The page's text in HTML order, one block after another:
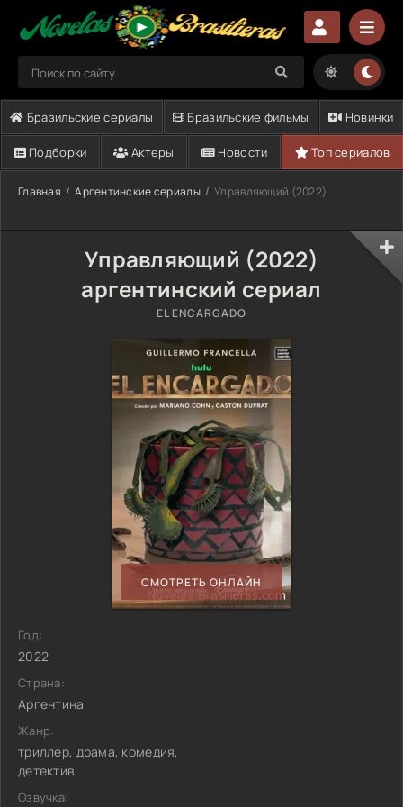
Бразильские сериалы Бразильские фильмы Новинки
Подборки Актеры Новости Топ сериалов
Главная Аргентинские сериалы Управляющий (2022)
Управляющий (2022)
аргентинский сериал
EL ENCARGADO
СМОТРЕТЬ ОНЛАЙН
Год:
2022
Страна:
Аргентина
Жанр:
триллер, драма, комедия,
детектив
Озвучка: